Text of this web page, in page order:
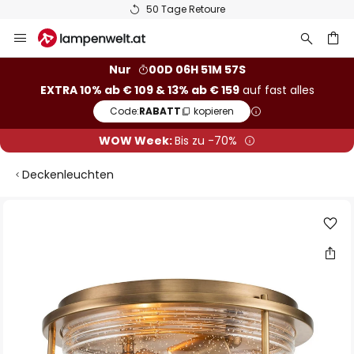
50 Tage Retoure
Inhalt
Nur
00D 06H 51M 56S
EXTRA 10% ab € 109 & 13% ab € 159auf fast alles
Code:RABATT kopieren
WOW Week:Bis zu -70%
Deckenleuchten